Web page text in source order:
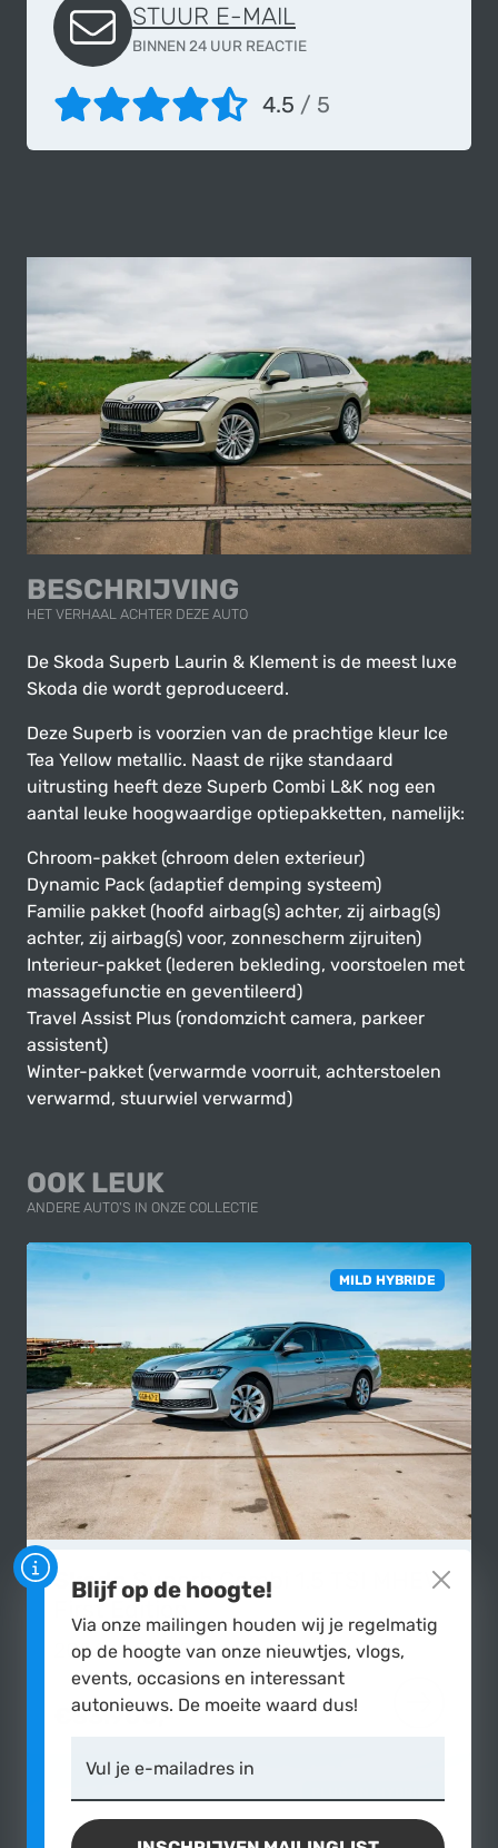
STUUR E-MAIL
BINNEN 24 UUR REACTIE
4.5 / 5
BESCHRIJVING
HET VERHAAL ACHTER DEZE AUTO
De Skoda Superb Laurin & Klement is de meest luxe
Skoda die wordt geproduceerd.
Deze Superb is voorzien van de prachtige kleur Ice
Tea Yellow metallic. Naast de rijke standaard
uitrusting heeft deze Superb Combi L&K nog een
aantal leuke hoogwaardige optiepakketten, namelijk:
Chroom-pakket (chroom delen exterieur)
Dynamic Pack (adaptief demping systeem)
Familie pakket (hoofd airbag(s) achter, zij airbag(s)
achter, zij airbag(s) voor, zonnescherm zijruiten)
Interieur-pakket (lederen bekleding, voorstoelen met
massagefunctie en geventileerd)
Travel Assist Plus (rondomzicht camera, parkeer
assistent)
Winter-pakket (verwarmde voorruit, achterstoelen
verwarmd, stuurwiel verwarmd)
OOK LEUK
ANDERE AUTO'S IN ONZE COLLECTIE
MILD HYBRIDE
Skoda Superb Combi 1.5 TSI MHEV
First Edition
2024|60.000 km
€33.900,-
Blijf op de hoogte!
Via onze mailingen houden wij je regelmatig
op de hoogte van onze nieuwtjes, vlogs,
events, occasions en interessant
autonieuws. De moeite waard dus!
Vul je e-mailadres in